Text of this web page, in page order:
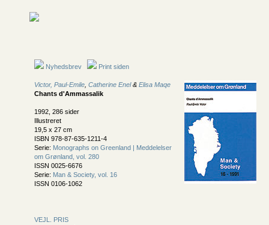
Nyhedsbrev Print siden
Victor, Paul-Emile Catherine Enel& Elisa Maqe
Chants d'Ammassalik
1992, 286 sider
Illustreret
19,5 x 27 cm
ISBN 978-87-635-1211-4
Serie: Monographs on Greenland | Meddelelser
om Grønland, vol. 280
ISSN 0025-6676
Serie: Man & Society, vol. 16
ISSN 0106-1062
VEJL. PRIS